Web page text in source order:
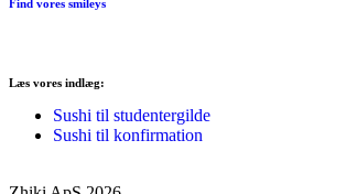
Find vores smileys
Læs vores indlæg:
Sushi til studentergilde
Sushi til konfirmation